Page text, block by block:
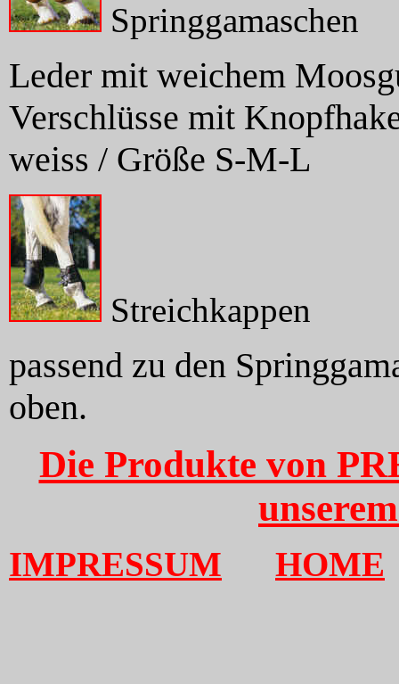
Springgamaschen
Leder mit weichem
Verschlüsse mit
weiss / Größe S-M-L
Streichkappen
passend zu den
oben.
Die Produkte von
IMPRESSUM HOME